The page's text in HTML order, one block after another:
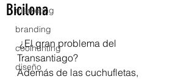
marketing
branding
coolhunting
diseño
Bicilona
¿El gran problema del
Transantiago?
Además de las cuchufletas,